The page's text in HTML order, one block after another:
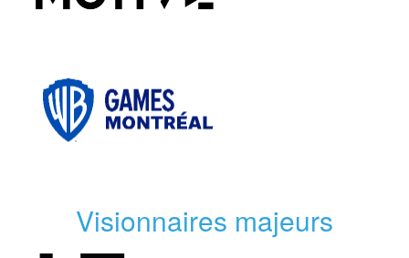
Visionnaires majeurs